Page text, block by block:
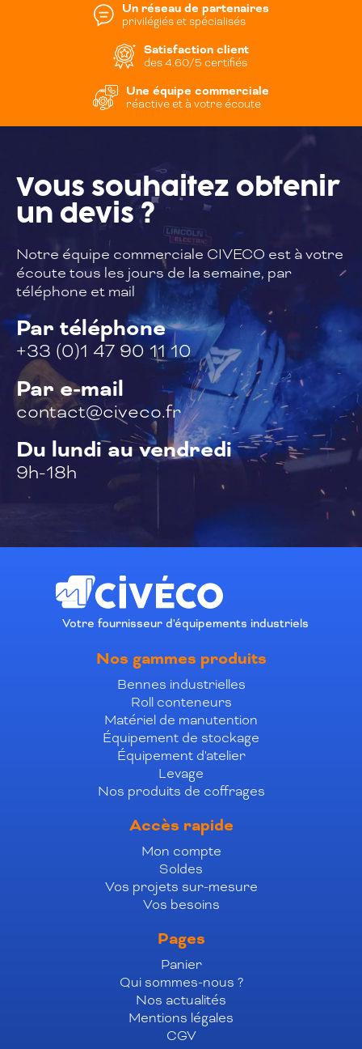
Un réseau de partenaires
privilégiés et spécialisés
Satisfaction client
des 4.60/5 certifiés
Une équipe commerciale
réactive et à votre écoute
Vous souhaitez obtenir
un devis ?
Notre équipe commerciale CIVECO est àvotre
écoute tous les jours de la semaine, par
téléphone et mail
Par téléphone
+33 (0)1 47 90 11 10
Par e-mail
contact@civeco.fr
Du lundi au vendredi
9h-18h
Votre fournisseur d'équipements industriels
Nos gammes produits
Bennes industrielles
Roll conteneurs
Matériel de manutention
Équipement de stockage
Équipement d'atelier
Levage
Nos produits de coffrages
Accès rapide
Mon compte
Soldes
Vos projets sur-mesure
Vos besoins
Pages
Panier
Qui sommes-nous ?
Nos actualités
Mentions légales
CGV